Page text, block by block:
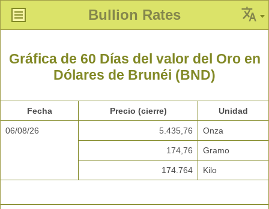
Bullion Rates
Gráfica de 60 Días del valor del Oro en
Dólares de Brunéi (BND)
Fecha Precio (cierre) Unidad
06/08/26 5.435,76 Onza
174,76 Gramo
174.764 Kilo